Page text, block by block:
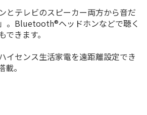
とテレビのスピーカー両方から音だ
。Bluetooth®ヘッドホンなどで聴く
きます。
イセンス生活家電を遠距離設定でき
。